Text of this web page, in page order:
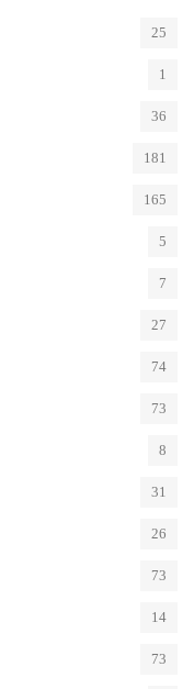
25
1
36
181
165
5
7
27
74
73
8
31
26
73
14
73